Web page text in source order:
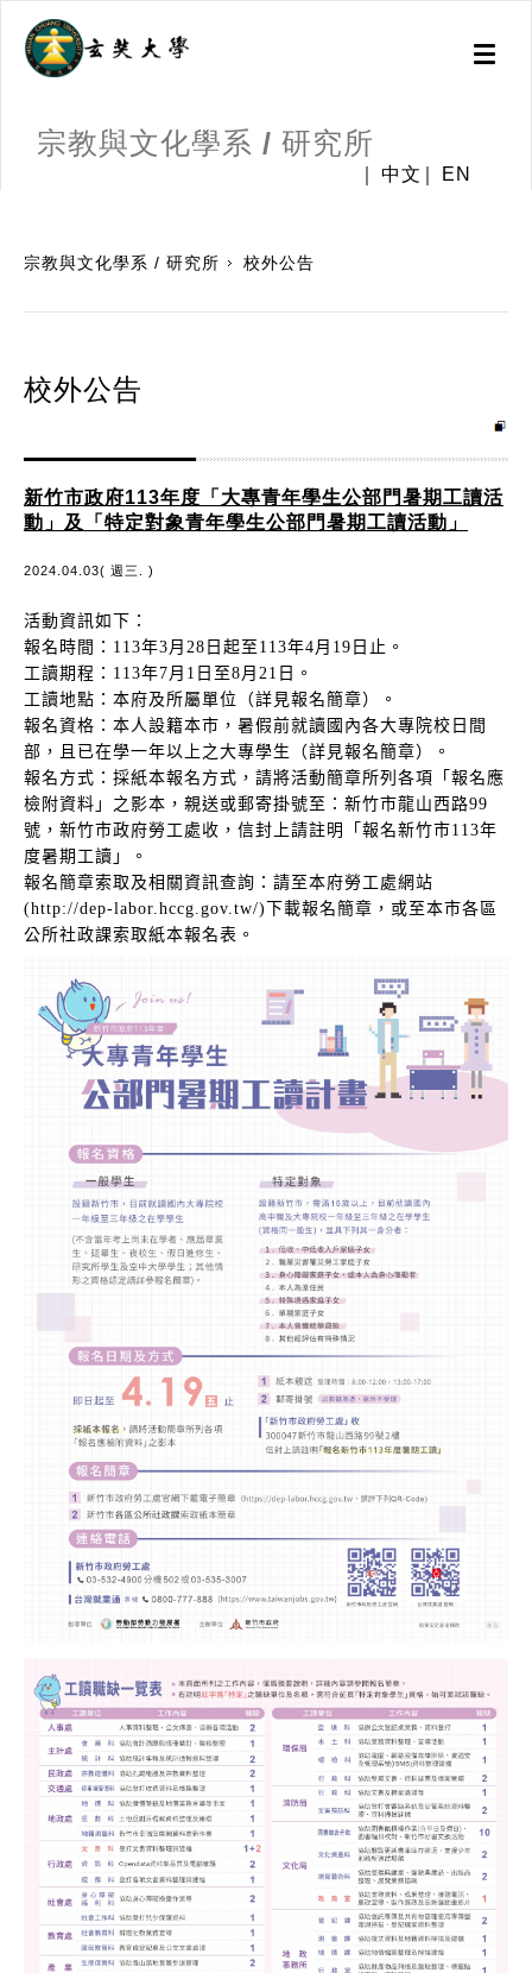
Toggle
宗教與文化學系 / 研究所
中文 EN
宗教與文化學系 / 研究所 校外公告
校外公告
新竹市政府113年度「大專青年學生公部門暑期工讀活
動」及「特定對象青年學生公部門暑期工讀活動」
2024.04.03( 週三. )
活動資訊如下：
報名時間：113年3月28日起至113年4月19日止。
工讀期程：113年7月1日至8月21日。
工讀地點：本府及所屬單位（詳見報名簡章）。
報名資格：本人設籍本市，暑假前就讀國內各大專院校日間
部，且已在學一年以上之大專學生（詳見報名簡章）。
報名方式：採紙本報名方式，請將活動簡章所列各項「報名應
檢附資料」之影本，親送或郵寄掛號至：新竹市龍山西路99
號，新竹市政府勞工處收，信封上請註明「報名新竹市113年
度暑期工讀」。
報名簡章索取及相關資訊查詢：請至本府勞工處網站
(http://dep-labor.hccg.gov.tw/)下載報名簡章，或至本市各區
公所社政課索取紙本報名表。